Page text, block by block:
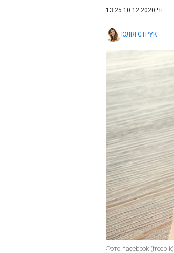
13:25 10.12.2020 Чт
ЮЛІЯ СТРУК
Фото: facebook (freepik)